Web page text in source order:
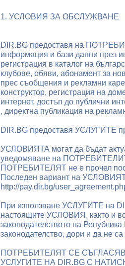
1. УСЛОВИЯ ЗА ОБСЛУЖВАНЕ
DIR.BG предоставя на
информация и бази данни през
регистрация в каталог на
клубове, обяви, абонамент за
прес съобщения и рекламни
конструктор, регистрация на
интернет, достъп до публични
, директна публикация на
DIR.BG предоставя УСЛУГИТЕ
УСЛОВИЯТА могат да бъдат
уведомяване на
ПОТРЕБИТЕЛЯТ не е прочел
Последен вариант на
http://pay.dir.bg/
При използване УСЛУГИТЕ на
настоящите УСЛОВИЯ, както и
законодателството на
законодателство, дори и да не
ПОТРЕБИТЕЛЯТ СЕ
УСЛУГИТЕ НА DIR.BG С